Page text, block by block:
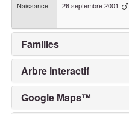
Naissance 26 septembre 2001
Familles
Arbre interactif
Google Maps™